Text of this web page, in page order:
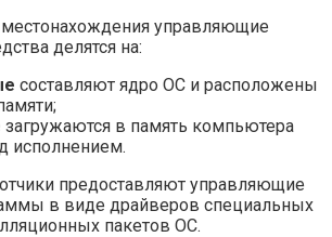
местонахождения управляющие
делятся на:
составляют ядро ОС и расположены
загружаются в память компьютера
исполнением.
предоставляют управляющие
в виде драйверов специальных
пакетов ОС.